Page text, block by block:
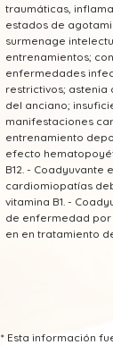
traumáticas,
estados de
surmenage
entrenamientos;
enfermedades
restrictivos; astenia
del anciano;
manifestaciones
entrenamiento
efecto
B12. - Coadyuvante
cardiomiopatías
vitamina B1. -
de enfermedad por
en en tratamiento
* Esta información